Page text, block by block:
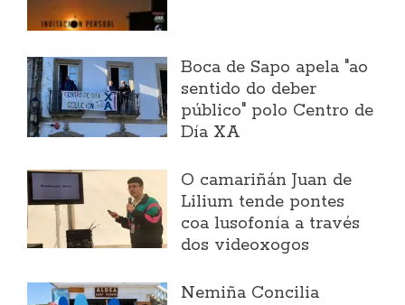
Boca de Sapo apela "ao
sentido do deber
público" polo Centro de
Día XA
O camariñán Juan de
Lilium tende pontes
coa lusofonía a través
dos videoxogos
Nemiña Concilia